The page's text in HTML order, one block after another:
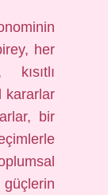
her
kararlar
bir
güçlerin